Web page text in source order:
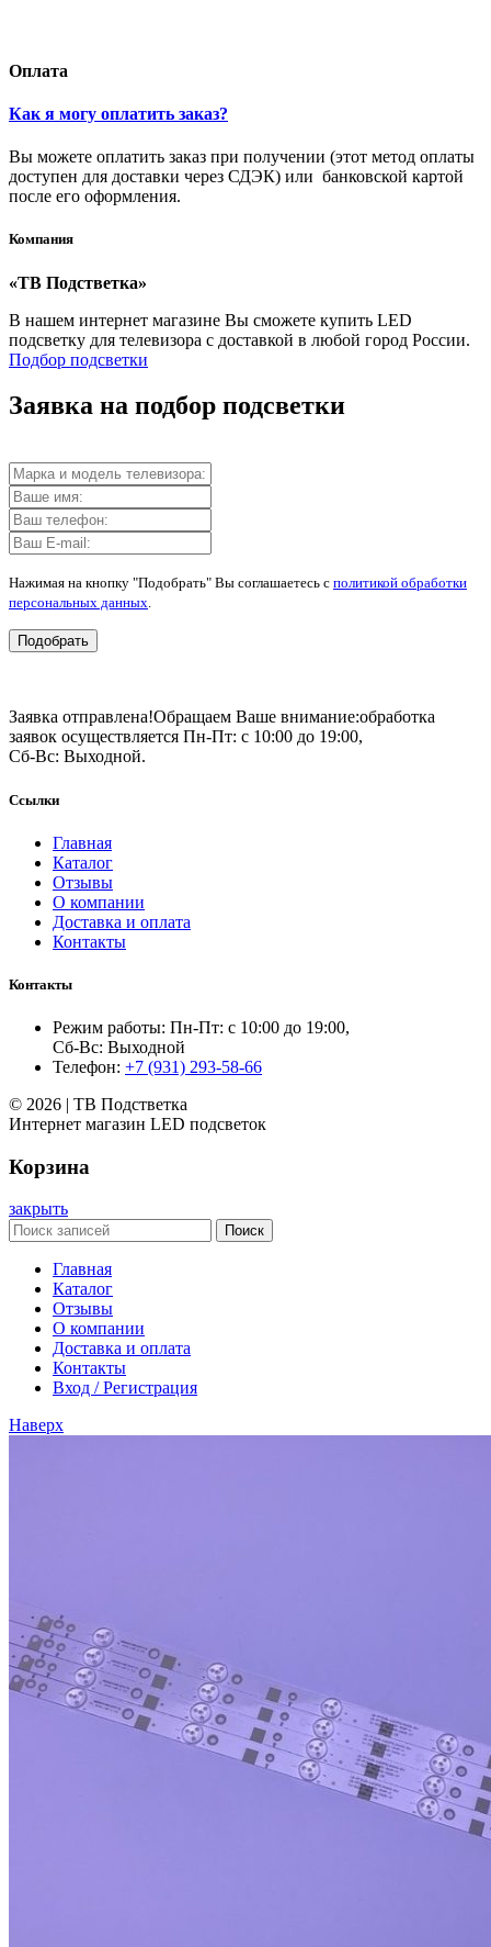
Оплата
Как я могу оплатить заказ?
Вы можете оплатить заказ при получении (этот метод оплаты
доступен для доставки через СДЭК) или банковской картой
после его оформления.
Компания
«ТВ Подстветка»
В нашем интернет магазине Вы сможете купить LED
подсветку для телевизора с доставкой в любой город России.
Подбор подсветки
Заявка на подбор подсветки
Нажимая на кнопку "Подобрать" Вы соглашаетесь с политикой обработки
персональных данных.
Подобрать
Заявка отправлена!Обращаем Ваше внимание:обработка
заявок осуществляется Пн-Пт: с 10:00 до 19:00,
Сб-Вс: Выходной.
Ссылки
Главная
Каталог
Отзывы
О компании
Доставка и оплата
Контакты
Контакты
Режим работы: Пн-Пт: с 10:00 до 19:00,
Сб-Вс: Выходной
Телефон: +7 (931) 293-58-66
© 2026 | ТВ Подстветка
Интернет магазин LED подсветок
Корзина
закрыть
Поиск
Главная
Каталог
Отзывы
О компании
Доставка и оплата
Контакты
Вход / Регистрация
Наверх